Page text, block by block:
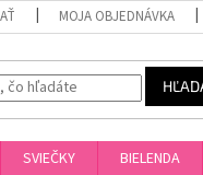
MOJA OBJEDNÁVKA
SVIEČKY BIELENDA